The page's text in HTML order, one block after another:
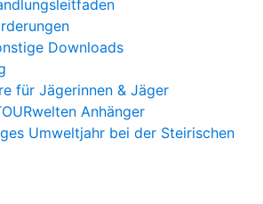
Downloads
für Jägerinnen & Jäger
Anhänger
Umweltjahr bei der Steirischen